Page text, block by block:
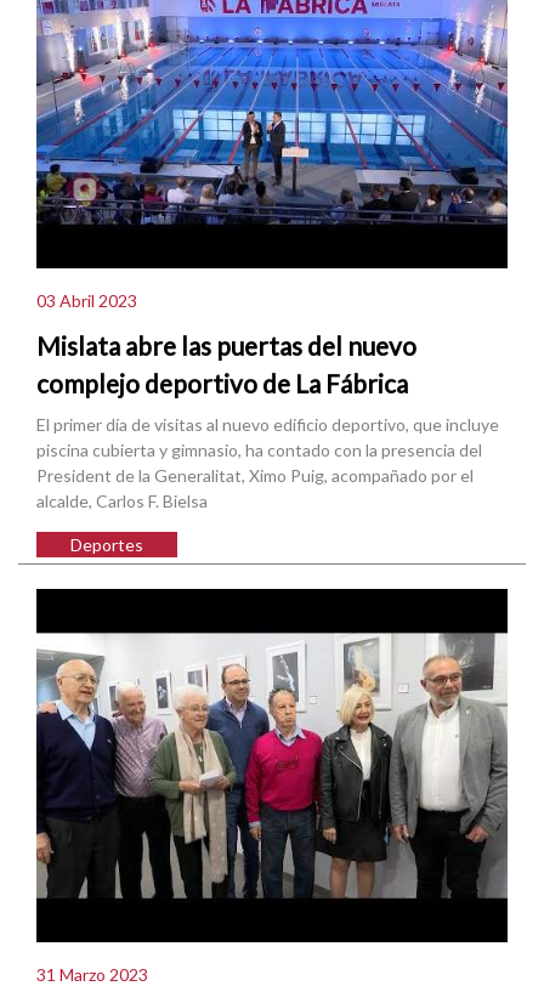
03 Abril 2023
Mislata abre las puertas del nuevo
complejo deportivo de La Fábrica
El primer día de visitas al nuevo edificio deportivo, que incluye
piscina cubierta y gimnasio, ha contado con la presencia del
President de la Generalitat, Ximo Puig, acompañado por el
alcalde, Carlos F. Bielsa
Deportes
31 Marzo 2023